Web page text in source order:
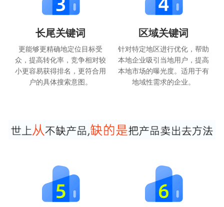
长尾关键词
更能够更精确地定位目标受
众，提高转化率，竞争相对较
小更容易获得排名，更符合用
户的具体搜索意图。
区域关键词
针对特定地区进行优化，帮助
本地企业吸引当地用户，提高
本地市场的曝光度。适用于有
地域性需求的企业。